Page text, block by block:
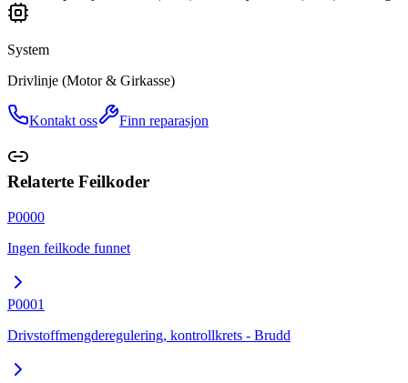
System
Drivlinje (Motor & Girkasse)
Kontakt oss Finn reparasjon
Relaterte Feilkoder
P0000
Ingen feilkode funnet
P0001
Drivstoffmengderegulering, kontrollkrets - Brudd